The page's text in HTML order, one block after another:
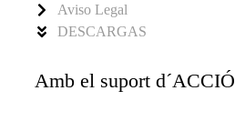
Aviso Legal
DESCARGAS
Amb el suport d´ACCIÓ